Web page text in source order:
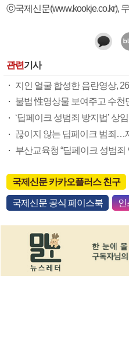
ⓒ국제신문(www.kookje.co.kr),
관련기사
지인 얼굴 합성한 음란영상,
불법 性영상물 보여주고 수천
‘딥페이크 성범죄 방지법’ 상
끊이지 않는 딥페이크 범죄…
부산교육청 “딥페이크 성범죄
국제신문 카카오플러스 친구
국제신문 공식 페이스북 인